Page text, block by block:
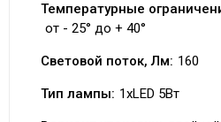
Температурные
от - 25° до + 40°
Световой поток, Лм: 160
Тип лампы: 1xLED 5Вт